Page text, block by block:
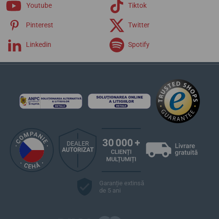
Extra
Youtube Tiktok
Pinterest Twitter
Linkedin Spotify
Garanție extinsă
de 5 ani